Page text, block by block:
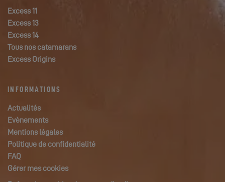
Excess 11
Excess 13
Excess 14
Tous nos catamarans
Excess Origins
INFORMATIONS
Actualités
Evènements
Mentions légales
Politique de confidentialité
FAQ
Gérer mes cookies